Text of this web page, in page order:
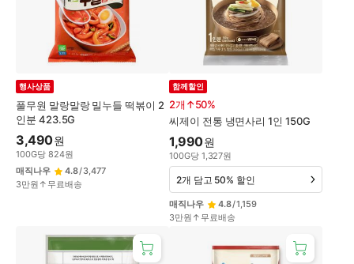
풀무원 말랑말랑 밀누들 떡볶이 2
인분 423.5G
행사상품
3,490원
100G당 824원
매직나우
4.8/3,477
3만원↑무료배송
씨제이 전통 냉면사리 1인 150G
함께할인
2개↑50%
1,990원
100G당 1,327원
매직나우 4.8/1,159
3만원↑무료배송
2개 담고 50% 할인